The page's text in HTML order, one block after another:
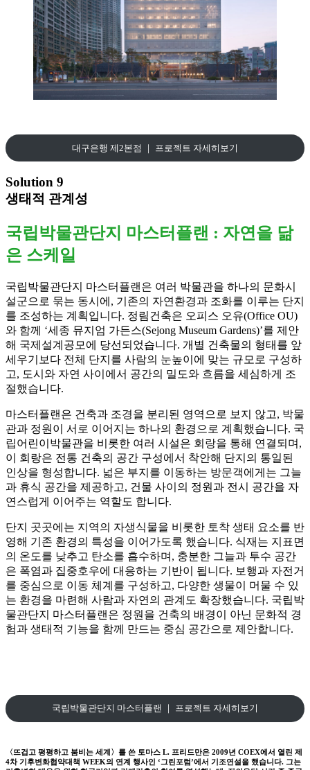
대구은행 제2본점 ｜ 프로젝트 자세히보기
Solution 9
생태적 관계성
국립박물관단지 마스터플랜 : 자연을 닮
은 스케일
국립박물관단지 마스터플랜은 여러 박물관을 하나의 문화시
설군으로 묶는 동시에, 기존의 자연환경과 조화를 이루는 단지
를 조성하는 계획입니다. 정림건축은 오피스 오유(Office OU)
와 함께 ‘세종 뮤지엄 가든스(Sejong Museum Gardens)’를 제안
해 국제설계공모에 당선되었습니다. 개별 건축물의 형태를 앞
세우기보다 전체 단지를 사람의 눈높이에 맞는 규모로 구성하
고, 도시와 자연 사이에서 공간의 밀도와 흐름을 세심하게 조
절했습니다.
마스터플랜은 건축과 조경을 분리된 영역으로 보지 않고, 박물
관과 정원이 서로 이어지는 하나의 환경으로 계획했습니다. 국
립어린이박물관을 비롯한 여러 시설은 회랑을 통해 연결되며,
이 회랑은 전통 건축의 공간 구성에서 착안해 단지의 통일된
인상을 형성합니다. 넓은 부지를 이동하는 방문객에게는 그늘
과 휴식 공간을 제공하고, 건물 사이의 정원과 전시 공간을 자
연스럽게 이어주는 역할도 합니다.
단지 곳곳에는 지역의 자생식물을 비롯한 토착 생태 요소를 반
영해 기존 환경의 특성을 이어가도록 했습니다. 식재는 지표면
의 온도를 낮추고 탄소를 흡수하며, 충분한 그늘과 투수 공간
은 폭염과 집중호우에 대응하는 기반이 됩니다. 보행과 자전거
를 중심으로 이동 체계를 구성하고, 다양한 생물이 머물 수 있
는 환경을 마련해 사람과 자연의 관계도 확장했습니다. 국립박
물관단지 마스터플랜은 정원을 건축의 배경이 아닌 문화적 경
험과 생태적 기능을 함께 만드는 중심 공간으로 제안합니다.
국립박물관단지 마스터플랜 ｜ 프로젝트 자세히보기
〈뜨겁고 평평하고 붐비는 세계〉를 쓴 토마스 L. 프리드만은 2009년 COEX에서 열린 제
4차 기후변화협약대책 WEEK의 연계 행사인 ‘그린포럼’에서 기조연설을 했습니다. 그는